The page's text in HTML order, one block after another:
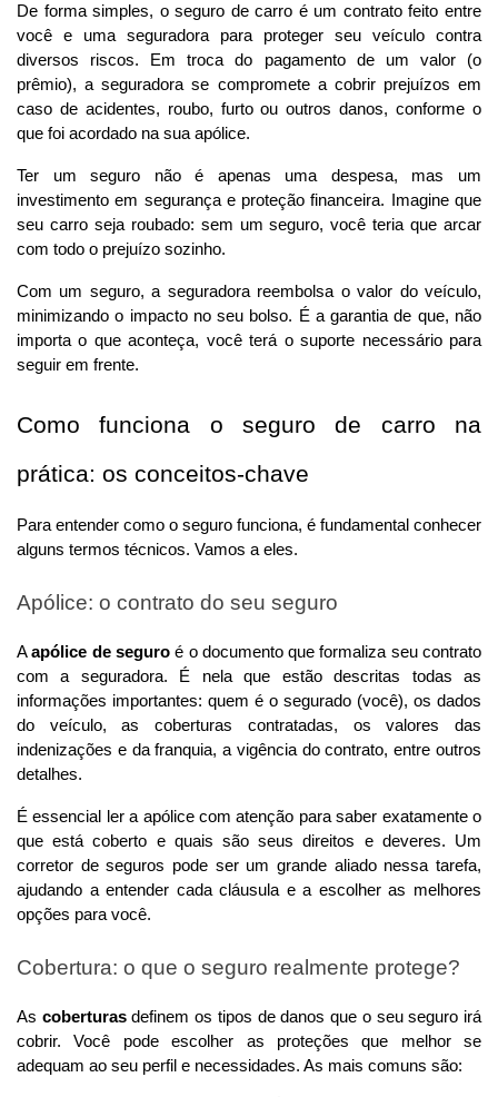
De forma simples, o seguro de carro é um contrato feito entre
você e uma seguradora para proteger seu veículo contra
diversos riscos. Em troca do pagamento de um valor (o
prêmio), a seguradora se compromete a cobrir prejuízos em
caso de acidentes, roubo, furto ou outros danos, conforme o
que foi acordado na sua apólice.
Ter um seguro não é apenas uma despesa, mas um
investimento em segurança e proteção financeira. Imagine que
seu carro seja roubado: sem um seguro, você teria que arcar
com todo o prejuízo sozinho.
Com um seguro, a seguradora reembolsa o valor do veículo,
minimizando o impacto no seu bolso. É a garantia de que, não
importa o que aconteça, você terá o suporte necessário para
seguir em frente.
Como funciona o seguro de carro na
prática: os conceitos-chave
Para entender como o seguro funciona, é fundamental conhecer
alguns termos técnicos. Vamos a eles.
Apólice: o contrato do seu seguro
A apólice de seguro é o documento que formaliza seu contrato
com a seguradora. É nela que estão descritas todas as
informações importantes: quem é o segurado (você), os dados
do veículo, as coberturas contratadas, os valores das
indenizações e da franquia, a vigência do contrato, entre outros
detalhes.
É essencial ler a apólice com atenção para saber exatamente o
que está coberto e quais são seus direitos e deveres. Um
corretor de seguros pode ser um grande aliado nessa tarefa,
ajudando a entender cada cláusula e a escolher as melhores
opções para você.
Cobertura: o que o seguro realmente protege?
As coberturas definem os tipos de danos que o seu seguro irá
cobrir. Você pode escolher as proteções que melhor se
adequam ao seu perfil e necessidades. As mais comuns são: